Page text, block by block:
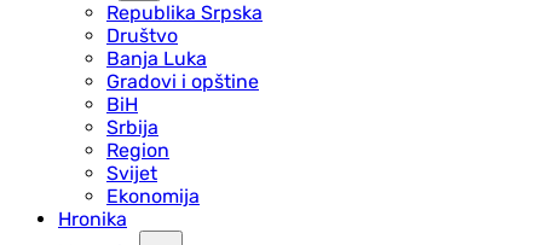
Republika Srpska
Društvo
Banja Luka
Gradovi i opštine
BiH
Srbija
Region
Svijet
Ekonomija
Hronika